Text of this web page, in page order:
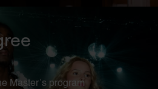
Master’s program